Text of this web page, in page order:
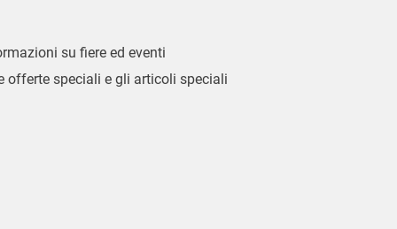
su fiere ed eventi
offerte speciali e gli articoli speciali